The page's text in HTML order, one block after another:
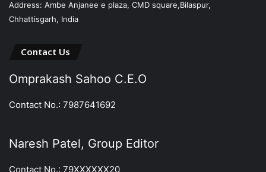
Address: Ambe Anjanee e plaza, CMD square,Bilaspur,
Chhattisgarh, India
Contact Us
Omprakash Sahoo C.E.O
Contact No.: 7987641692
Naresh Patel, Group Editor
Contact No.: 79XXXXXX20